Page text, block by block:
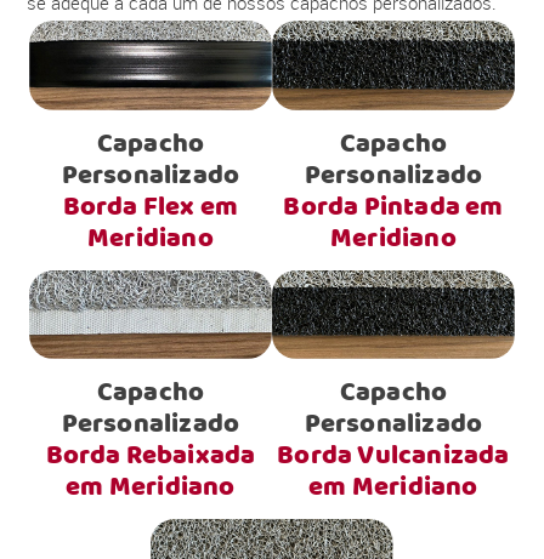
Capacho
Personalizado
Borda Flex em
Meridiano
Capacho
Personalizado
Borda Pintada em
Meridiano
Capacho
Personalizado
Borda Rebaixada
em Meridiano
Capacho
Personalizado
Borda Vulcanizada
em Meridiano